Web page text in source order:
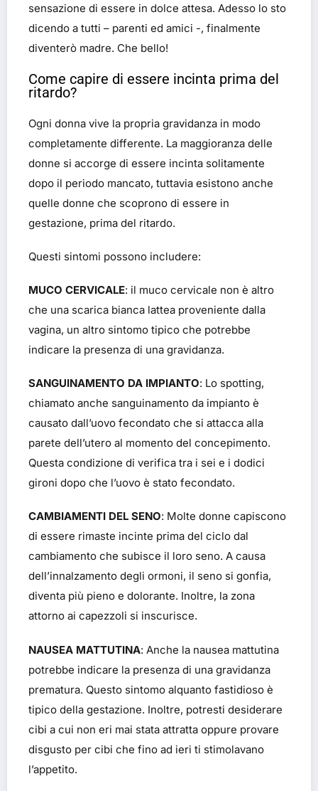
sensazione di essere in dolce attesa. Adesso lo sto
dicendo a tutti – parenti ed amici -, finalmente
diventerò madre. Che bello!
Come capire di essere incinta prima del
ritardo?
Ogni donna vive la propria gravidanza in modo
completamente differente. La maggioranza delle
donne si accorge di essere incinta solitamente
dopo il periodo mancato, tuttavia esistono anche
quelle donne che scoprono di essere in
gestazione, prima del ritardo.
Questi sintomi possono includere:
MUCO CERVICALE: il muco cervicale non è altro
che una scarica bianca lattea proveniente dalla
vagina, un altro sintomo tipico che potrebbe
indicare la presenza di una gravidanza.
SANGUINAMENTO DA IMPIANTO: Lo spotting,
chiamato anche sanguinamento da impianto è
causato dall’uovo fecondato che si attacca alla
parete dell’utero al momento del concepimento.
Questa condizione di verifica tra i sei e i dodici
gironi dopo che l’uovo è stato fecondato.
CAMBIAMENTI DEL SENO: Molte donne capiscono
di essere rimaste incinte prima del ciclo dal
cambiamento che subisce il loro seno. A causa
dell’innalzamento degli ormoni, il seno si gonfia,
diventa più pieno e dolorante. Inoltre, la zona
attorno ai capezzoli si inscurisce.
NAUSEA MATTUTINA: Anche la nausea mattutina
potrebbe indicare la presenza di una gravidanza
prematura. Questo sintomo alquanto fastidioso è
tipico della gestazione. Inoltre, potresti desiderare
cibi a cui non eri mai stata attratta oppure provare
disgusto per cibi che fino ad ieri ti stimolavano
l’appetito.